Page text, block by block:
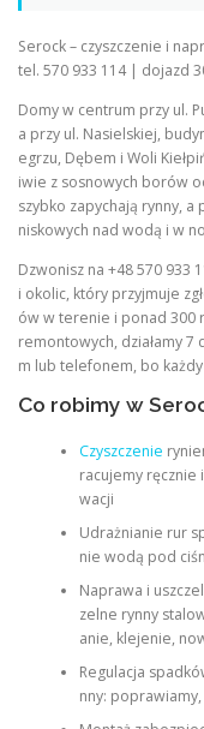
Serock – czyszczenie i
tel. 570 933 114 | dojazd
Domy w centrum przy ul.
a przy ul. Nasielskiej,
egrzu, Dębem i Woli
iwie z sosnowych borów
szybko zapychają rynny, a
niskowych nad wodą i w
Dzwonisz na +48 570 933
i okolic, który przyjmuje
ów w terenie i ponad 300
remontowych, działamy 7
m lub telefonem, bo
Co robimy w
Czyszczenie
racujemy
wacji
Udrażnianie rur
nie wodą pod
Naprawa i
zelne rynny
anie, klejenie,
Regulacja
nny: poprawiamy,